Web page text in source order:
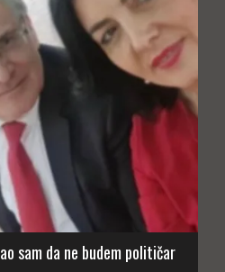
sam da ne budem političar